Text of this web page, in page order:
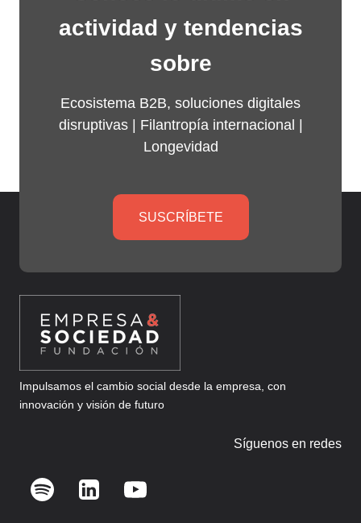
actividad y tendencias
sobre
Ecosistema B2B, soluciones digitales
disruptivas | Filantropía internacional
Longevidad
SUSCRÍBETE
Impulsamos el cambio social desde la empresa, con
innovación y visión de futuro
Síguenos en redes